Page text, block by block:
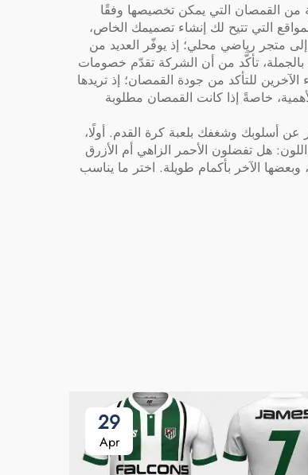
من القمصان التي يمكن تخصيصها وفقًا
التي تتيح لك إنشاء تصميمك الخاص،
متجر رياضي محلي؛ إذ يوفّر العديد من
تأكَّد من أن الشركة تقدّم خصومات
للتأكد من جودة القمصان؛ إذ تريدها
خاصةً إذا كانت القمصان مطلوبة
أسلوبك وشغفك بلعبة كرة القدم. أولًا،
اللون: هل تفضلون الأحمر الزاهي أم الأزرق
الآخر بأكمام طويلة. اختر ما يناسب
29
Apr